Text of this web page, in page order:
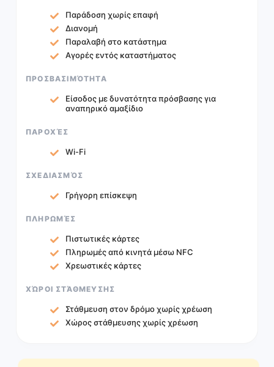
Παράδοση χωρίς επαφή
Διανομή
Παραλαβή στο κατάστημα
Αγορές εντός καταστήματος
ΠΡΟΣΒΑΣΙΜΌΤΗΤΑ
Είσοδος με δυνατότητα πρόσβασης για
αναπηρικό αμαξίδιο
ΠΑΡΟΧΈΣ
Wi-Fi
ΣΧΕΔΙΑΣΜΌΣ
Γρήγορη επίσκεψη
ΠΛΗΡΩΜΈΣ
Πιστωτικές κάρτες
Πληρωμές από κινητά μέσω NFC
Χρεωστικές κάρτες
ΧΏΡΟΙ ΣΤΆΘΜΕΥΣΗΣ
Στάθμευση στον δρόμο χωρίς χρέωση
Χώρος στάθμευσης χωρίς χρέωση